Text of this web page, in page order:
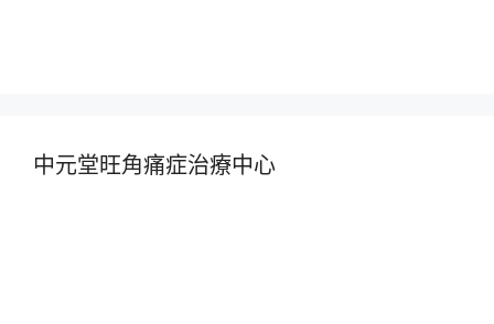
中元堂旺角痛症治療中心